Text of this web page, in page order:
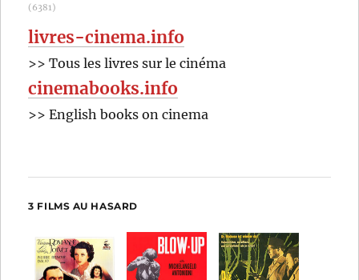
(6381)
livres-cinema.info
>> Tous les livres sur le cinéma
cinemabooks.info
>> English books on cinema
3 FILMS AU HASARD